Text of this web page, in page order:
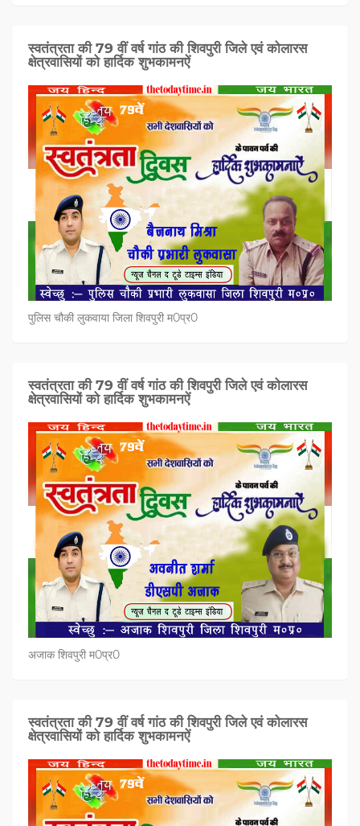
स्वतंत्रता की 79 वीं वर्ष गांठ की शिवपुरी जिले एवं कोलारस
क्षेत्रवासियों को हार्दिक शुभकामनऐं
पुलिस चौकी लुकवाया जिला शिवपुरी म0प्र0
स्वतंत्रता की 79 वीं वर्ष गांठ की शिवपुरी जिले एवं कोलारस
क्षेत्रवासियों को हार्दिक शुभकामनऐं
अजाक शिवपुरी म0प्र0
स्वतंत्रता की 79 वीं वर्ष गांठ की शिवपुरी जिले एवं कोलारस
क्षेत्रवासियों को हार्दिक शुभकामनऐं